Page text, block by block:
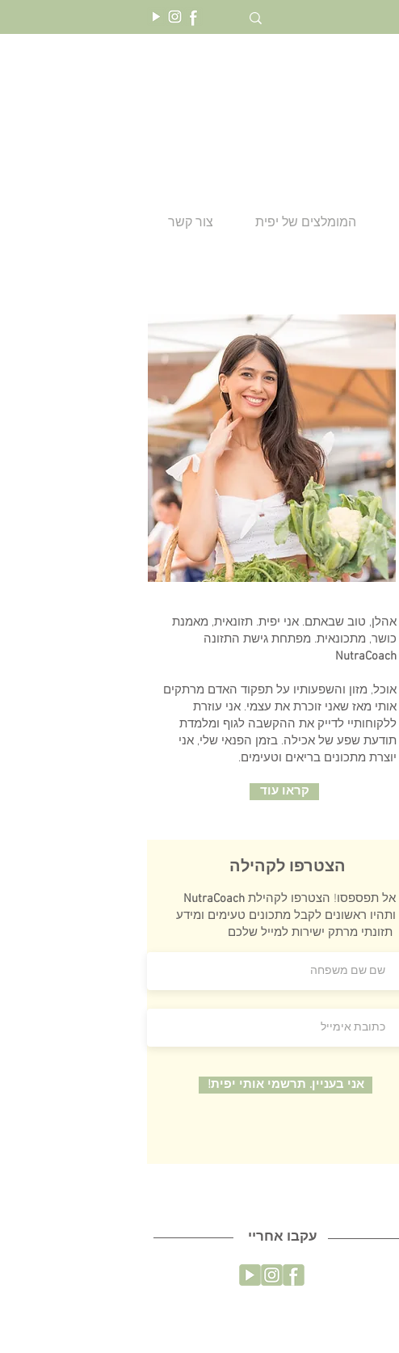
המומלצים של יפית צור קשר
אהלן, טוב שבאתם. אני יפית. תזונאית, מאמנת
כושר, מתכונאית. מפתחת גישת התזונה
NutraCoach
אוכל, מזון והשפעותיו על תפקוד האדם מרתקים
אותי מאז שאני זוכרת את עצמי. אני עוזרת
ללקוחותיי לדייק את ההקשבה לגוף ומלמדת
תודעת שפע של אכילה. בזמן הפנאי שלי, אני
יוצרת מתכונים בריאים וטעימים.
קראו עוד
הצטרפו לקהילה
NutraCoach אל תפספסו! הצטרפו לקהילת
ותהיו ראשונים לקבל מתכונים טעימים ומידע
!אני בעניין. תרשמי אותי יפית
עקבו אחריי